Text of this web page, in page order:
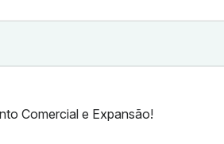
Comercial e Expansão!